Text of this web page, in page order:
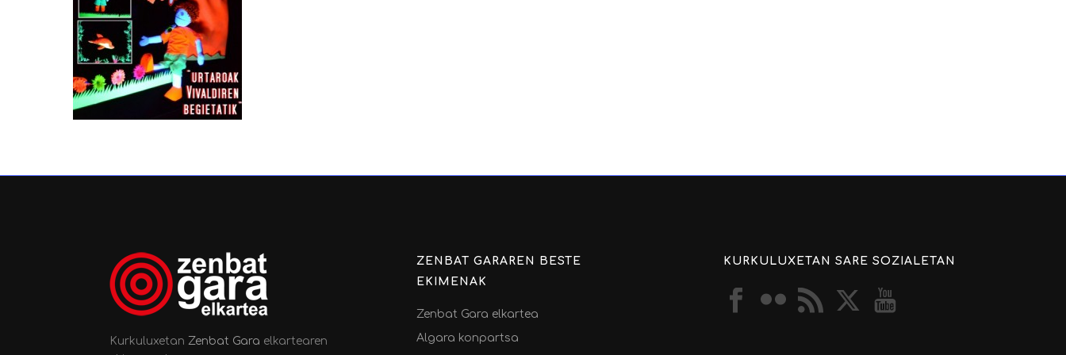
KurkuluxetanZenbat Gara elkartearen
ZENBAT GARAREN BESTE
EKIMENAK
Zenbat Gara elkartea
Algara konpartsa
KURKULUXETAN SARE SOZIALETAN